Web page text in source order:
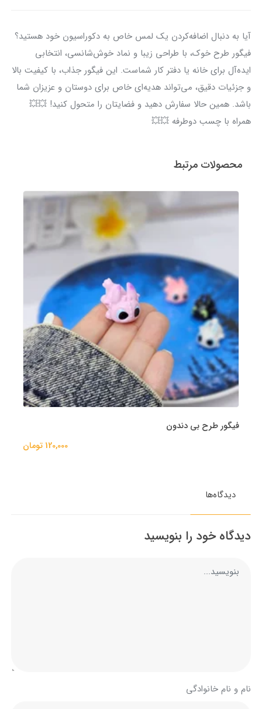
آیا به دنبال اضافه‌کردن یک لمس خاص به دکوراسیون خود هستید؟
فیگور طرح خوک، با طراحی زیبا و نماد خوش‌شانسی، انتخابی
ایده‌آل برای خانه یا دفتر کار شماست. این فیگور جذاب، با کیفیت بالا
و جزئیات دقیق، می‌تواند هدیه‌ای خاص برای دوستان و عزیزان شما
باشد. همین حالا سفارش دهید و فضایتان را متحول کنید! 💥💥
همراه با چسب دوطرفه 💥💥
محصولات مرتبط
فیگور طرح بی دندون
120,000 تومان
دیدگاه‌ها
دیدگاه خود را بنویسید
نام و نام خانوادگی